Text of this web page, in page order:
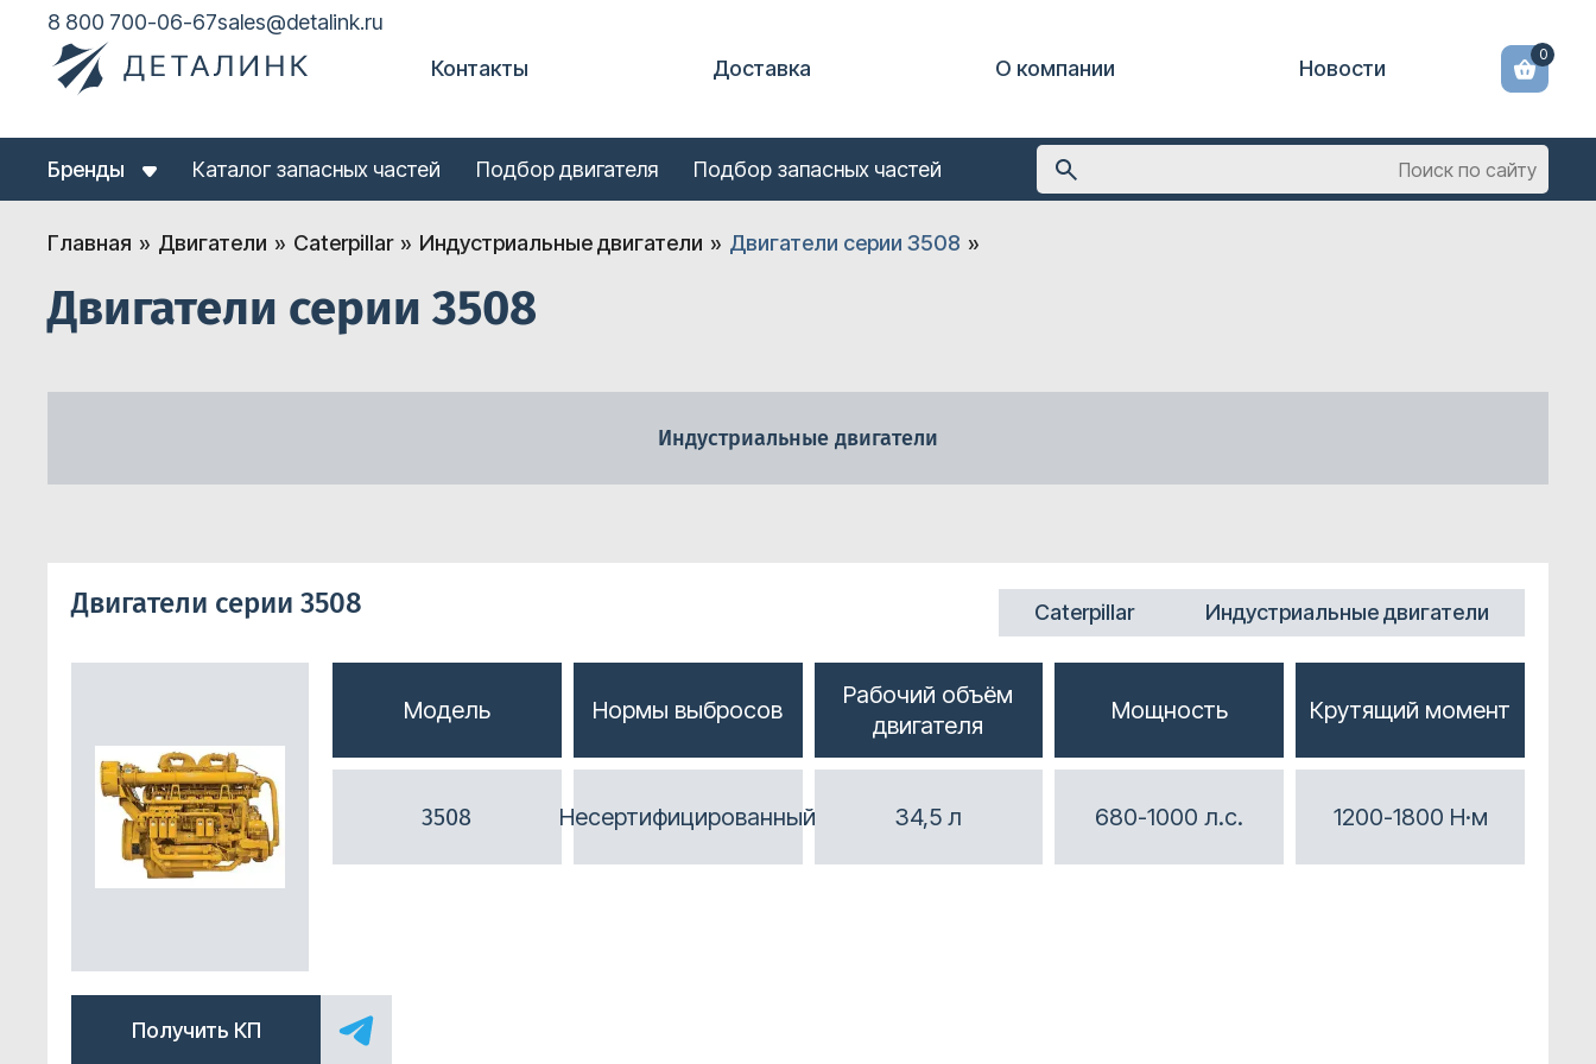
8 800 700-06-67sales@detalink.ru
Контакты
Доставка О компании Новости
0
Бренды Каталог запасных частей Подбор двигателя Подбор запасных частей
Главная Двигатели Caterpillar Индустриальные двигатели Двигатели серии 3508
Двигатели серии 3508
Индустриальные двигатели
Двигатели серии 3508 Caterpillar Индустриальные двигатели
Модель Нормы выбросов
Рабочий объём
двигателя
Мощность Крутящий момент
3508 Неcертифицированный 34,5 л 680-1000 л.с. 1200-1800 Н·м
Получить КП